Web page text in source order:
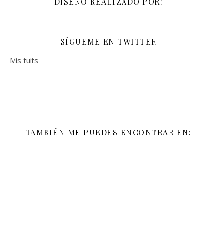
SÍGUEME EN TWITTER
Mis tuits
TAMBIÉN ME PUEDES ENCONTRAR EN: